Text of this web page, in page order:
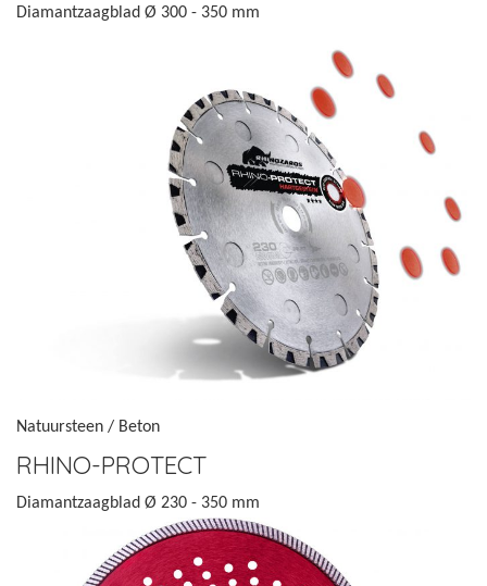
Diamantzaagblad Ø 300 - 350 mm
Natuursteen / Beton
RHINO-PROTECT
Diamantzaagblad Ø 230 - 350 mm